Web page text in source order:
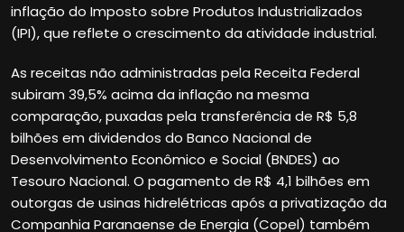
inflação do Imposto sobre Produtos Industrializados
(IPI), que reflete o crescimento da atividade industrial.
As receitas não administradas pela Receita Federal
subiram 39,5% acima da inflação na mesma
comparação, puxadas pela transferência de R$ 5,8
bilhões em dividendos do Banco Nacional de
Desenvolvimento Econômico e Social (BNDES) ao
Tesouro Nacional. O pagamento de R$ 4,1 bilhões em
outorgas de usinas hidrelétricas após a privatização da
Companhia Paranaense de Energia (Copel) também